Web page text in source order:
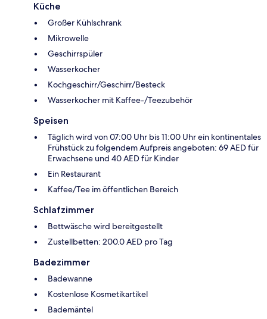
Küche
Großer Kühlschrank
Mikrowelle
Geschirrspüler
Wasserkocher
Kochgeschirr/Geschirr/Besteck
Wasserkocher mit Kaffee-/Teezubehör
Speisen
Täglich wird von 07:00 Uhr bis 11:00 Uhr ein kontinentales
Frühstück zu folgendem Aufpreis angeboten: 69 AED für
Erwachsene und 40 AED für Kinder
Ein Restaurant
Kaffee/Tee im öffentlichen Bereich
Schlafzimmer
Bettwäsche wird bereitgestellt
Zustellbetten: 200.0 AED pro Tag
Badezimmer
Badewanne
Kostenlose Kosmetikartikel
Bademäntel